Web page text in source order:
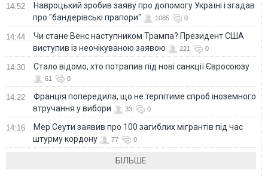
14:52
Навроцький зробив заяву про допомогу Україні і згадав
про "бандерівські прапори"
1085 0
14:44
Чи стане Венс наступником Трампа? Президент США
виступив із неочікуваною заявою
221 0
14:30 Стало відомо, хто потрапив під нові санкції Євросоюзу
61 0
14:22
Франція попередила, що не терпітиме спроб іноземного
втручання у вибори
33 0
14:16
Мер Сеути заявив про 100 загиблих мігрантів під час
штурму кордону
77 0
БІЛЬШЕ